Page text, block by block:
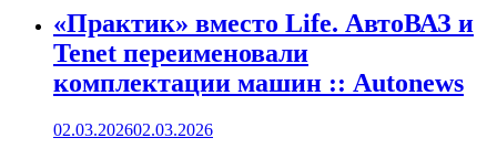
«Практик» вместо Life. АвтоВАЗ и
Tenet переименовали
комплектации машин :: Autonews
02.03.202602.03.2026